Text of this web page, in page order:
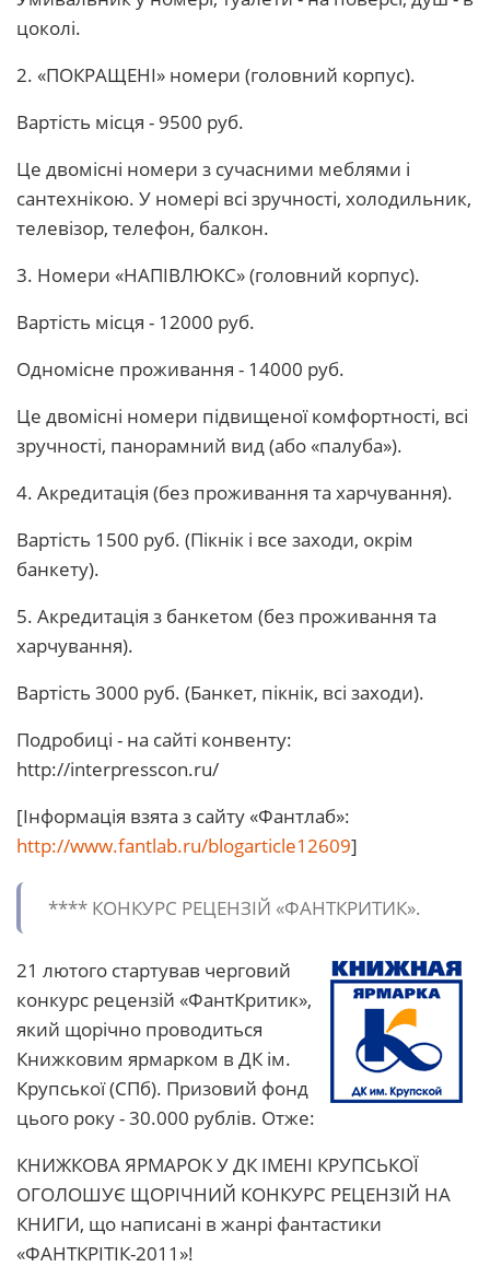
цоколі.
2. «ПОКРАЩЕНІ» номери (головний корпус).
Вартість місця - 9500 руб.
Це двомісні номери з сучасними меблями і
сантехнікою. У номері всі зручності, холодильник,
телевізор, телефон, балкон.
3. Номери «НАПІВЛЮКС» (головний корпус).
Вартість місця - 12000 руб.
Одномісне проживання - 14000 руб.
Це двомісні номери підвищеної комфортності, всі
зручності, панорамний вид (або «палуба»).
4. Акредитація (без проживання та харчування).
Вартість 1500 руб. (Пікнік і все заходи, окрім
банкету).
5. Акредитація з банкетом (без проживання та
харчування).
Вартість 3000 руб. (Банкет, пікнік, всі заходи).
Подробиці - на сайті конвенту:
http://interpresscon.ru/
[Інформація взята з сайту «Фантлаб»:
http://www.fantlab.ru/blogarticle12609]
**** КОНКУРС РЕЦЕНЗІЙ «ФАНТКРИТИК».
21 лютого стартував черговий
конкурс рецензій «ФантКритик»,
який щорічно проводиться
Книжковим ярмарком в ДК ім.
Крупської (СПб). Призовий фонд
цього року - 30.000 рублів. Отже:
КНИЖКОВА ЯРМАРОК У ДК ІМЕНІ КРУПСЬКОЇ
ОГОЛОШУЄ ЩОРІЧНИЙ КОНКУРС РЕЦЕНЗІЙ НА
КНИГИ, що написані в жанрі фантастики
«ФАНТКРІТІК-2011»!